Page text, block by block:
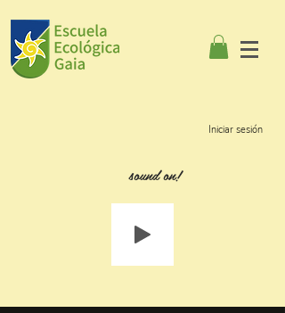
Iniciar sesión
sound on!